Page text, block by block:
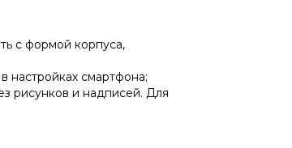
с формой корпуса,
настройках смартфона;
рисунков и надписей. Для